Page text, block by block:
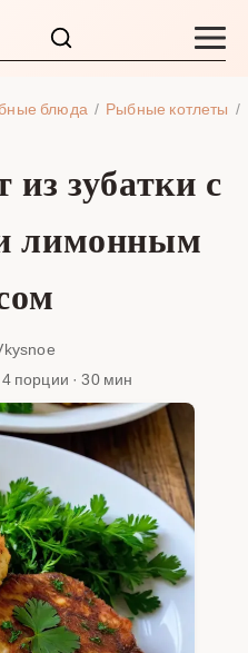
блюда Рыбные котлеты
из зубатки с
лимонным
порции · 30 мин